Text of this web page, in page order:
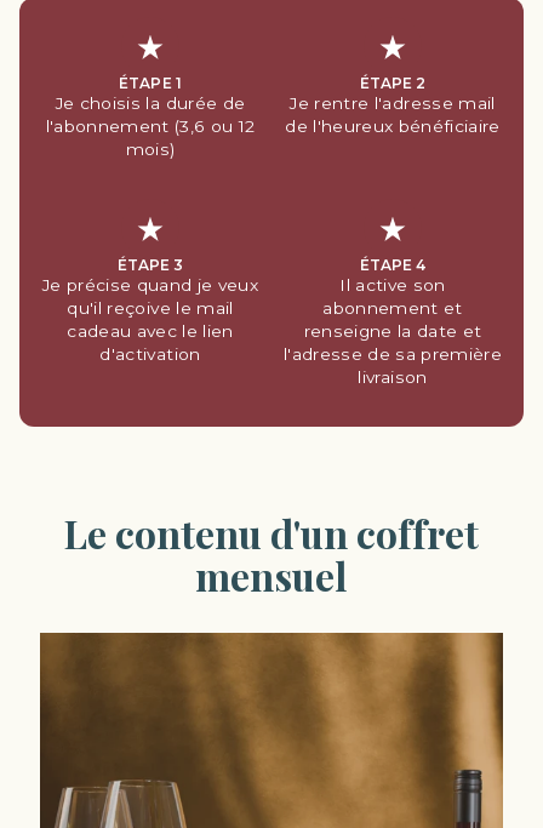
ÉTAPE 1
Je choisis la durée de
l'abonnement (3,6 ou 12
mois)
ÉTAPE 2
Je rentre l'adresse mail
de l'heureux bénéficiaire
ÉTAPE 3
Je précise quand je veux
qu'il reçoive le mail
cadeau avec le lien
d'activation
ÉTAPE 4
Il active son
abonnement et
renseigne la date et
l'adresse de sa première
livraison
Le contenu d'un coffret
mensuel